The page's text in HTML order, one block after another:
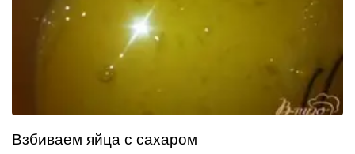
Взбиваем яйца с сахаром